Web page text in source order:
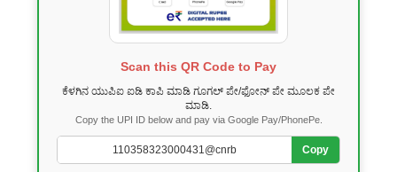
Scan this QR Code to Pay
ಕೆಳಗಿನ ಯುಪಿಐ ಐಡಿ ಕಾಪಿ ಮಾಡಿ ಗೂಗಲ್ ಪೇ/ಫೋನ್ ಪೇ ಮೂಲಕ ಪೇ
ಮಾಡಿ.
Copy the UPI ID below and pay via Google Pay/PhonePe.
Copy